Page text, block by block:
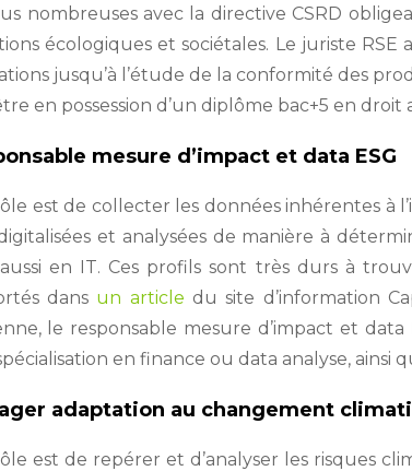
nombreuses avec la directive CSRD
écologiques et sociétales. Le juriste
jusqu’à l’étude de la conformité des
en possession d’un diplôme bac+5 en
mesure d’impact et data ESG
est de collecter les données inhérentes à
et analysées de manière à
aussi en IT. Ces profils sont très durs à
dans un article du site d’information
le responsable mesure d’impact et
en finance ou data analyse,
adaptation au changement
est de repérer et d’analyser les risques